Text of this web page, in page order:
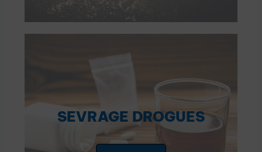
SEVRAGE DROGUES